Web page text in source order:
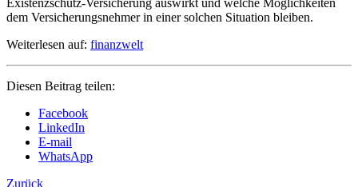
dem Versicherungsnehmer in einer solchen Situation bleiben.
Weiterlesen auf: finanzwelt
Diesen Beitrag teilen:
Facebook
LinkedIn
E-mail
WhatsApp
Zurück